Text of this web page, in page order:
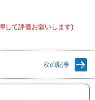
して評価お願いします)
次の記事